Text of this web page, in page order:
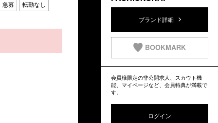
急募 転勤なし
ブランド詳細
BOOKMARK
会員様限定の非公開求人、スカウト機
能、マイページなど、会員特典が満載で
す。
ログイン